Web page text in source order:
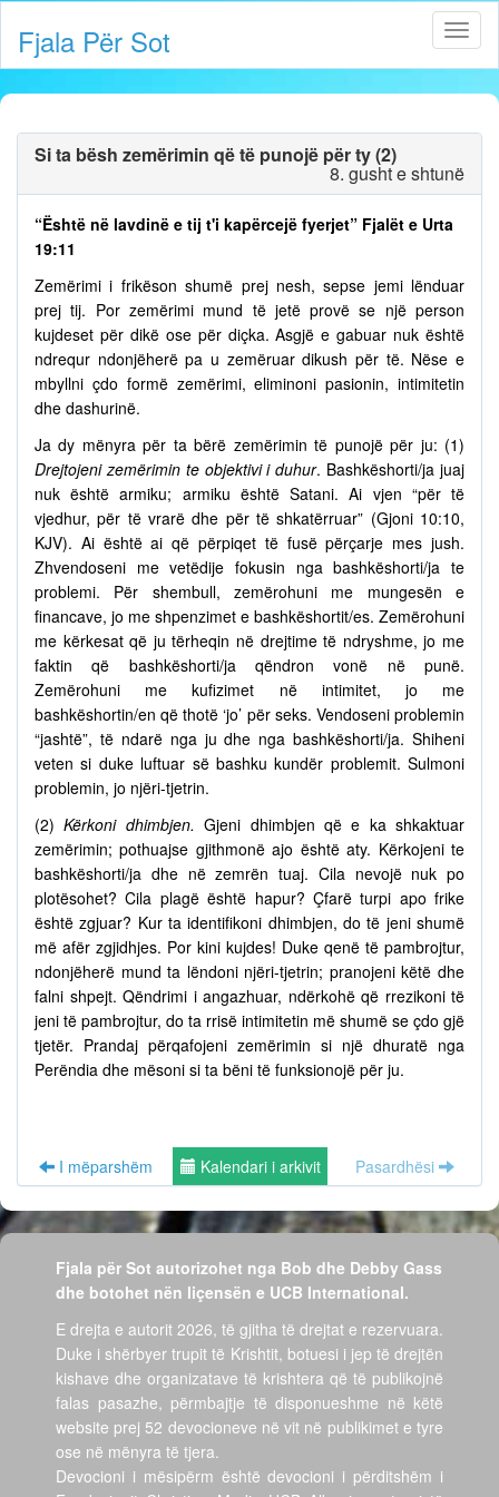
Fjala Për Sot
Si ta bësh zemërimin që të punojë për ty (2)
8. gusht e shtunë
“Është në lavdinë e tij t'i kapërcejë fyerjet” Fjalët e Urta
19:11
Zemërimi i frikëson shumë prej nesh, sepse jemi lënduar
prej tij. Por zemërimi mund të jetë provë se një person
kujdeset për dikë ose për diçka. Asgjë e gabuar nuk është
ndrequr ndonjëherë pa u zemëruar dikush për të. Nëse e
mbyllni çdo formë zemërimi, eliminoni pasionin, intimitetin
dhe dashurinë.
Ja dy mënyra për ta bërë zemërimin të punojë për ju: (1)
Drejtojeni zemërimin te objektivi i duhur. Bashkëshorti/ja juaj
nuk është armiku; armiku është Satani. Ai vjen “për të
vjedhur, për të vrarë dhe për të shkatërruar” (Gjoni 10:10,
KJV). Ai është ai që përpiqet të fusë përçarje mes jush.
Zhvendoseni me vetëdije fokusin nga bashkëshorti/ja te
problemi. Për shembull, zemërohuni me mungesën e
financave, jo me shpenzimet e bashkëshortit/es. Zemërohuni
me kërkesat që ju tërheqin në drejtime të ndryshme, jo me
faktin që bashkëshorti/ja qëndron vonë në punë.
Zemërohuni me kufizimet në intimitet, jo me
bashkëshortin/en që thotë ‘jo’ për seks. Vendoseni problemin
“jashtë”, të ndarë nga ju dhe nga bashkëshorti/ja. Shiheni
veten si duke luftuar së bashku kundër problemit. Sulmoni
problemin, jo njëri-tjetrin.
(2)Kërkoni dhimbjen. Gjeni dhimbjen që e ka shkaktuar
zemërimin; pothuajse gjithmonë ajo është aty. Kërkojeni te
bashkëshorti/ja dhe në zemrën tuaj. Cila nevojë nuk po
plotësohet? Cila plagë është hapur? Çfarë turpi apo frike
është zgjuar? Kur ta identifikoni dhimbjen, do të jeni shumë
më afër zgjidhjes. Por kini kujdes! Duke qenë të pambrojtur,
ndonjëherë mund ta lëndoni njëri-tjetrin; pranojeni këtë dhe
falni shpejt. Qëndrimi i angazhuar, ndërkohë që rrezikoni të
jeni të pambrojtur, do ta rrisë intimitetin më shumë se çdo gjë
tjetër. Prandaj përqafojeni zemërimin si një dhuratë nga
Perëndia dhe mësoni si ta bëni të funksionojë për ju.
I mëparshëm Kalendari i arkivit Pasardhësi
Fjala për Sot autorizohet nga Bob dhe Debby Gass
dhe botohet nën liçensën e UCB International.
E drejta e autorit 2026, të gjitha të drejtat e rezervuara.
Duke i shërbyer trupit të Krishtit, botuesi i jep të drejtën
kishave dhe organizatave të krishtera që të publikojnë
falas pasazhe, përmbajtje të disponueshme në këtë
website prej 52 devocioneve në vit në publikimet e tyre
ose në mënyra të tjera.
Devocioni i mësipërm është devocioni i përditshëm i